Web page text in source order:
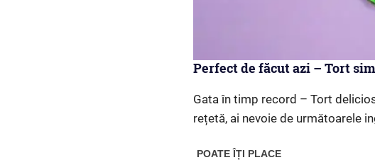
Perfect de făcut azi – Tort
Gata în timp record – Tort
rețetă, ai nevoie de următoarele